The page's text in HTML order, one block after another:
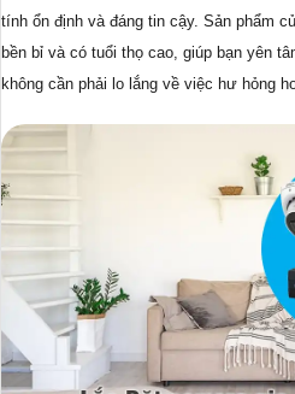
tính ổn định và đáng tin cậy. Sản phẩm
bền bỉ và có tuổi thọ cao, giúp bạn yên
không cần phải lo lắng về việc hư hỏng